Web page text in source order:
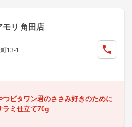
モリ 角田店
13-1
つビタワン君のささみ好きのために
ラミ仕立て70g